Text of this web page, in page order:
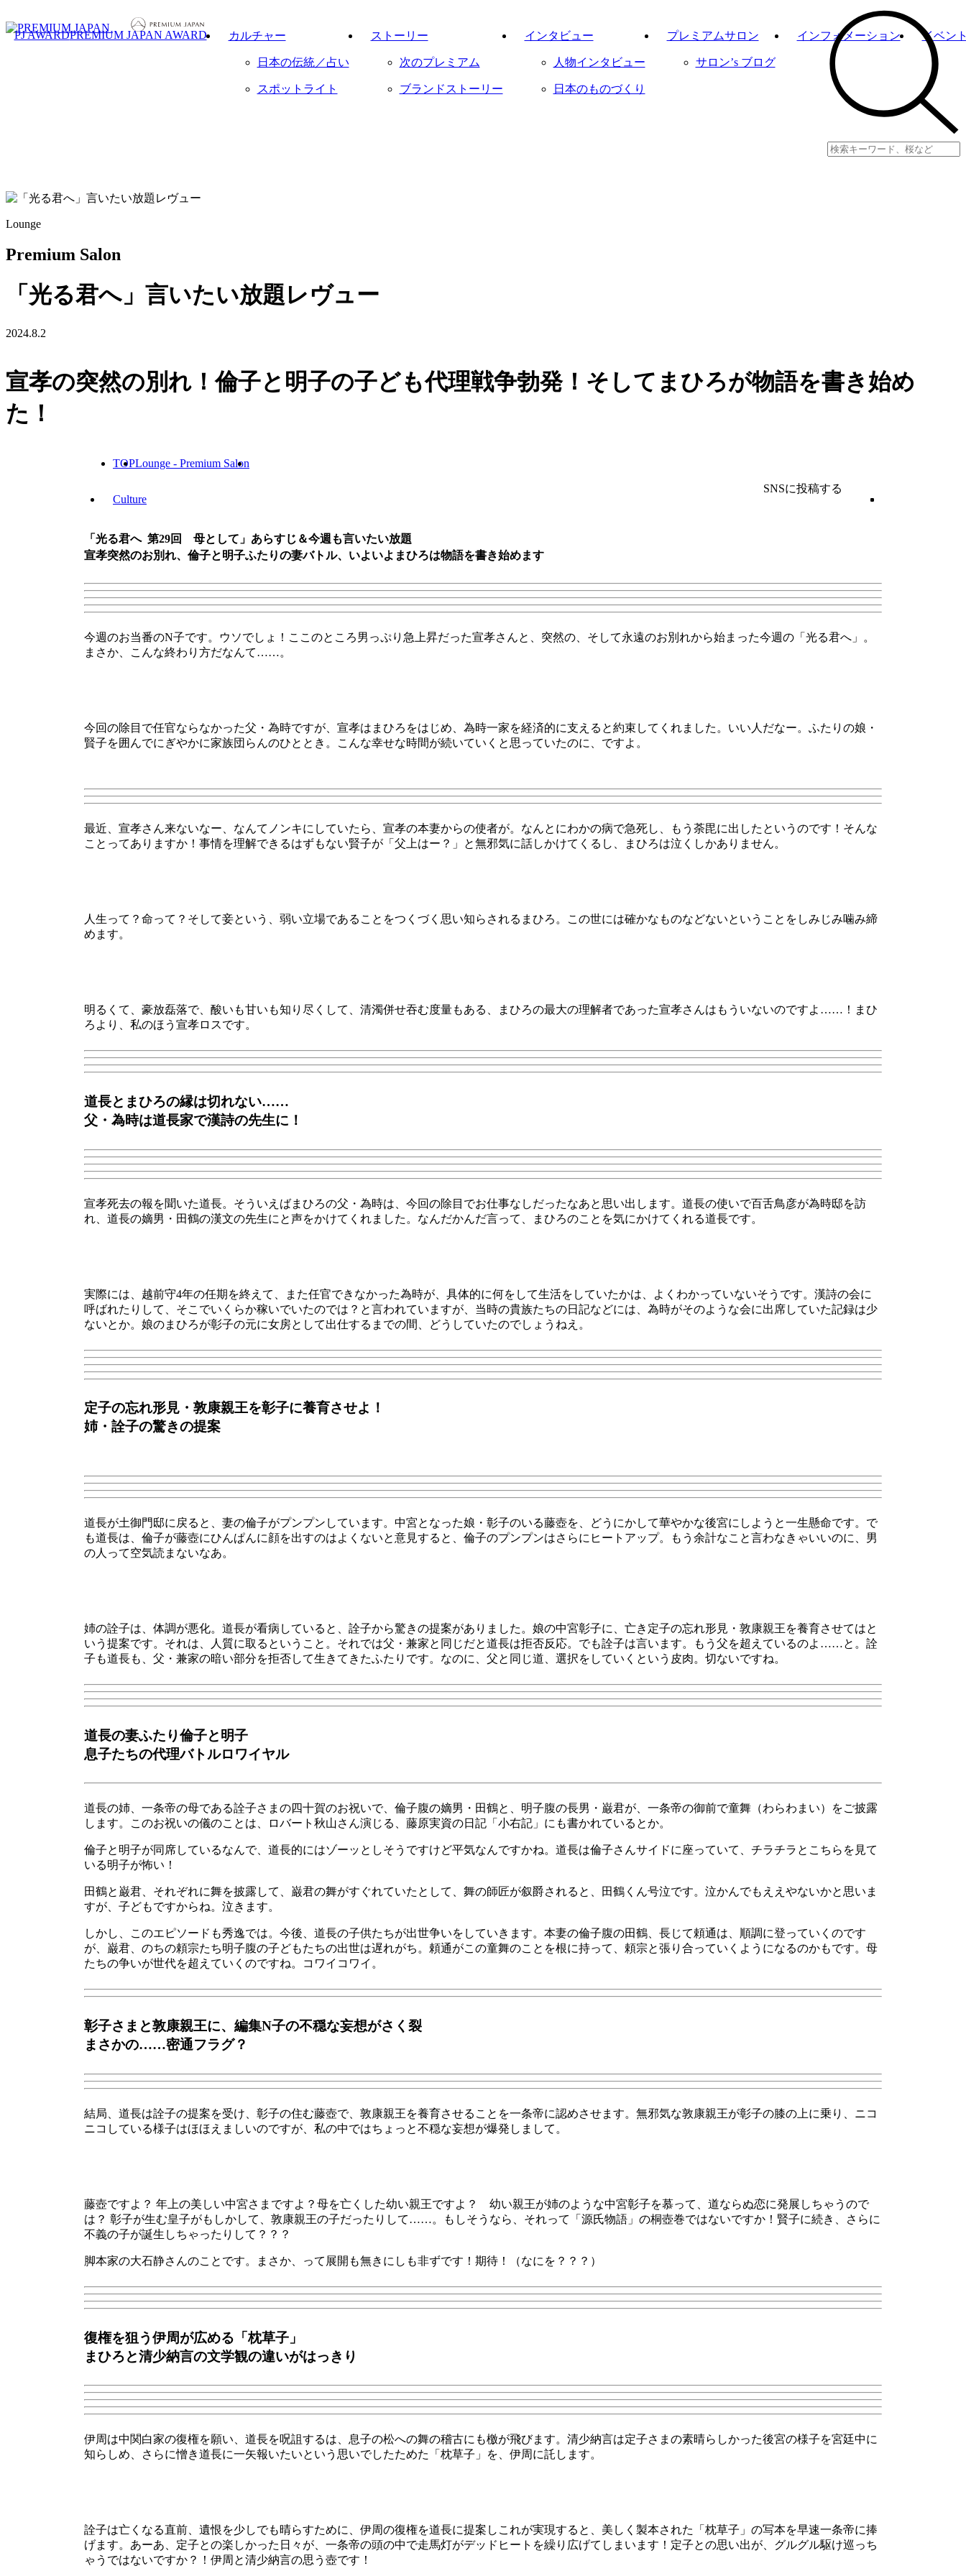
PJ AWARDPREMIUM JAPAN AWARD カルチャー
日本の伝統／占い
スポットライト
ストーリー
次のプレミアム
ブランドストーリー
インタビュー
人物インタビュー
日本のものづくり
プレミアムサロン
サロン’s ブログ
インフォメーション イベン
Lounge
Premium Salon
「光る君へ」言いたい放題レヴュー
2024.8.2
宣孝の突然の別れ！倫子と明子の子ども代理戦争勃発！そしてまひろが物語を書き始め
た！
TOPLounge - Premium Salon
Culture
SNSに投稿する
「光る君へ 第29回 母として」あらすじ＆今週も言いたい放題
宣孝突然のお別れ、倫子と明子ふたりの妻バトル、いよいよまひろは物語を書き始めます
今週のお当番のN子です。ウソでしょ！ここのところ男っぷり急上昇だった宣孝さんと、突然の、そして永遠のお別れから始まった今週の「光る君へ」。
まさか、こんな終わり方だなんて……。
今回の除目で任官ならなかった父・為時ですが、宣孝はまひろをはじめ、為時一家を経済的に支えると約束してくれました。いい人だなー。ふたりの娘・
賢子を囲んでにぎやかに家族団らんのひととき。こんな幸せな時間が続いていくと思っていたのに、ですよ。
最近、宣孝さん来ないなー、なんてノンキにしていたら、宣孝の本妻からの使者が。なんとにわかの病で急死し、もう荼毘に出したというのです！そんな
ことってありますか！事情を理解できるはずもない賢子が「父上はー？」と無邪気に話しかけてくるし、まひろは泣くしかありません。
人生って？命って？そして妾という、弱い立場であることをつくづく思い知らされるまひろ。この世には確かなものなどないということをしみじみ噛み締
めます。
明るくて、豪放磊落で、酸いも甘いも知り尽くして、清濁併せ吞む度量もある、まひろの最大の理解者であった宣孝さんはもういないのですよ……！まひ
ろより、私のほう宣孝ロスです。
道長とまひろの縁は切れない……
父・為時は道長家で漢詩の先生に！
宣孝死去の報を聞いた道長。そういえばまひろの父・為時は、今回の除目でお仕事なしだったなあと思い出します。道長の使いで百舌鳥彦が為時邸を訪
れ、道長の嫡男・田鶴の漢文の先生にと声をかけてくれました。なんだかんだ言って、まひろのことを気にかけてくれる道長です。
実際には、越前守4年の任期を終えて、また任官できなかった為時が、具体的に何をして生活をしていたかは、よくわかっていないそうです。漢詩の会に
呼ばれたりして、そこでいくらか稼いでいたのでは？と言われていますが、当時の貴族たちの日記などには、為時がそのような会に出席していた記録は少
ないとか。娘のまひろが彰子の元に女房として出仕するまでの間、どうしていたのでしょうねえ。
定子の忘れ形見・敦康親王を彰子に養育させよ！
姉・詮子の驚きの提案
道長が土御門邸に戻ると、妻の倫子がプンプンしています。中宮となった娘・彰子のいる藤壺を、どうにかして華やかな後宮にしようと一生懸命です。で
も道長は、倫子が藤壺にひんぱんに顔を出すのはよくないと意見すると、倫子のプンプンはさらにヒートアップ。もう余計なこと言わなきゃいいのに、男
の人って空気読まないなあ。
姉の詮子は、体調が悪化。道長が看病していると、詮子から驚きの提案がありました。娘の中宮彰子に、亡き定子の忘れ形見・敦康親王を養育させてはと
いう提案です。それは、人質に取るということ。それでは父・兼家と同じだと道長は拒否反応。でも詮子は言います。もう父を超えているのよ……と。詮
子も道長も、父・兼家の暗い部分を拒否して生きてきたふたりです。なのに、父と同じ道、選択をしていくという皮肉。切ないですね。
道長の妻ふたり倫子と明子
息子たちの代理バトルロワイヤル
道長の姉、一条帝の母である詮子さまの四十賀のお祝いで、倫子腹の嫡男・田鶴と、明子腹の長男・巌君が、一条帝の御前で童舞（わらわまい）をご披露
します。このお祝いの儀のことは、ロバート秋山さん演じる、藤原実資の日記「小右記」にも書かれているとか。
倫子と明子が同席しているなんで、道長的にはゾーッとしそうですけど平気なんですかね。道長は倫子さんサイドに座っていて、チラチラとこちらを見て
いる明子が怖い！
田鶴と巌君、それぞれに舞を披露して、巌君の舞がすぐれていたとして、舞の師匠が叙爵されると、田鶴くん号泣です。泣かんでもええやないかと思いま
すが、子どもですからね。泣きます。
しかし、このエピソードも秀逸では。今後、道長の子供たちが出世争いをしていきます。本妻の倫子腹の田鶴、長じて頼通は、順調に登っていくのです
が、巌君、のちの頼宗たち明子腹の子どもたちの出世は遅れがち。頼通がこの童舞のことを根に持って、頼宗と張り合っていくようになるのかもです。母
たちの争いが世代を超えていくのですね。コワイコワイ。
彰子さまと敦康親王に、編集N子の不穏な妄想がさく裂
まさかの……密通フラグ？
結局、道長は詮子の提案を受け、彰子の住む藤壺で、敦康親王を養育させることを一条帝に認めさせます。無邪気な敦康親王が彰子の膝の上に乗り、ニコ
ニコしている様子はほほえましいのですが、私の中ではちょっと不穏な妄想が爆発しまして。
藤壺ですよ？ 年上の美しい中宮さまですよ？母を亡くした幼い親王ですよ？ 幼い親王が姉のような中宮彰子を慕って、道ならぬ恋に発展しちゃうので
は？ 彰子が生む皇子がもしかして、敦康親王の子だったりして……。もしそうなら、それって「源氏物語」の桐壺巻ではないですか！賢子に続き、さらに
不義の子が誕生しちゃったりして？？？
脚本家の大石静さんのことです。まさか、って展開も無きにしも非ずです！期待！（なにを？？？）
復権を狙う伊周が広める「枕草子」
まひろと清少納言の文学観の違いがはっきり
伊周は中関白家の復権を願い、道長を呪詛するは、息子の松への舞の稽古にも檄が飛びます。清少納言は定子さまの素晴らしかった後宮の様子を宮廷中に
知らしめ、さらに憎き道長に一矢報いたいという思いでしたためた「枕草子」を、伊周に託します。
詮子は亡くなる直前、遺恨を少しでも晴らすために、伊周の復権を道長に提案しこれが実現すると、美しく製本された「枕草子」の写本を早速一条帝に捧
げます。あーあ、定子との楽しかった日々が、一条帝の頭の中で走馬灯がデッドヒートを繰り広げてしまいます！定子との思い出が、グルグル駆け巡っち
ゃうではないですか？！伊周と清少納言の思う壺です！